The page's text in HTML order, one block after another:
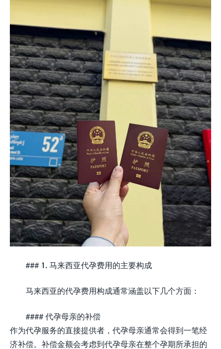
### 1. 马来西亚代孕费用的主要构成
马来西亚的代孕费用构成通常涵盖以下几个方面：
#### 代孕母亲的补偿
作为代孕服务的直接提供者，代孕母亲通常会得到一笔经
济补偿。补偿金额会考虑到代孕母亲在整个孕期所承担的